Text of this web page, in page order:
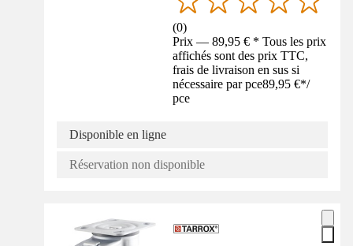
(0)
Prix — 89,95 € * Tous les prix
affichés sont des prix TTC,
frais de livraison en sus si
nécessaire par pce89,95 €*/
pce
Disponible en ligne
Réservation non disponible